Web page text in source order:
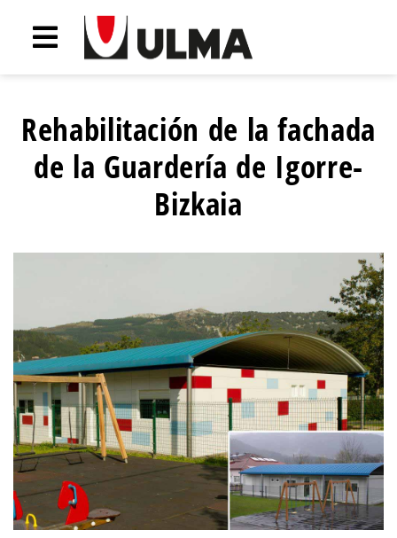
Rehabilitación de la fachada
de la Guardería de Igorre-
Bizkaia